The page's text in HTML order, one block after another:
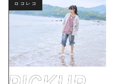
ロコレコ